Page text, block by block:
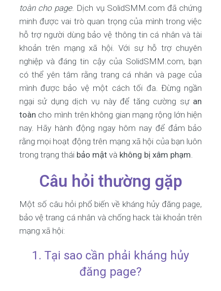
toàn cho page. Dịch vụ SolidSMM.com đã chứng
minh được vai trò quan trọng của mình trong việc
hỗ trợ người dùng bảo vệ thông tin cá nhân và tài
khoản trên mạng xã hội. Với sự hỗ trợ chuyên
nghiệp và đáng tin cậy của SolidSMM.com, bạn
có thể yên tâm rằng trang cá nhân và page của
mình được bảo vệ một cách tối đa. Đừng ngần
ngại sử dụng dịch vụ này để tăng cường sựan
toàn cho mình trên không gian mạng rộng lớn hiện
nay. Hãy hành động ngay hôm nay để đảm bảo
rằng mọi hoạt động trên mạng xã hội của bạn luôn
trong trạng tháibảo mậtvàkhông bị xâm phạm.
Câu hỏi thường gặp
Một số câu hỏi phổ biến về kháng hủy đăng page,
bảo vệ trang cá nhân và chống hack tài khoản trên
mạng xã hội:
1. Tại sao cần phải kháng hủy
đăng page?